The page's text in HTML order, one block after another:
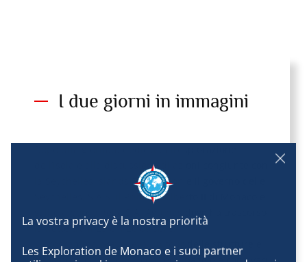
Les Exploration de Monaco e i suoi partner
I due giorni in immagini
dell’isola e alla discussione di azioni congiunte con
la Seychelles Islands Foundation e il governo delle
Seychelles, S.A.S. il Principe Alberto II di Monaco è
salito a bordo della S.A. Agulhas dove ha trascorso
la notte tra il 25 e il 26 ottobre.
Il programma prevedeva un tour delle strutture e